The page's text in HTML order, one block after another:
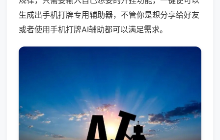
生成出手机打牌专用辅助器，不管你是想分享给好友
或者使用手机打牌AI辅助都可以满足需求。